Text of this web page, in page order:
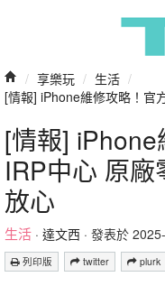
/ 享樂玩 / 生活 /
[情報] iPhone維修攻略！官
[情報]
IRP中心 原
放心
生活 · 達文西 · 發表於
列印版 twitter plurk